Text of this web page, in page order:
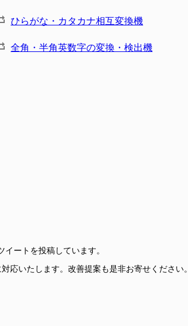
ひらがな・カタカナ相互変換機
全角・半角英数字の変換・検出機
ートを投稿しています。
応いたします。改善提案も是非お寄せください。